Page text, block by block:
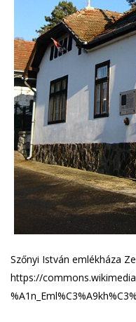
Szőnyi István emlékháza
https://